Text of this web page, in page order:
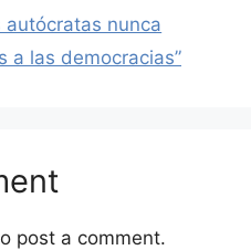
autócratas nunca
a las democracias”
post a comment.